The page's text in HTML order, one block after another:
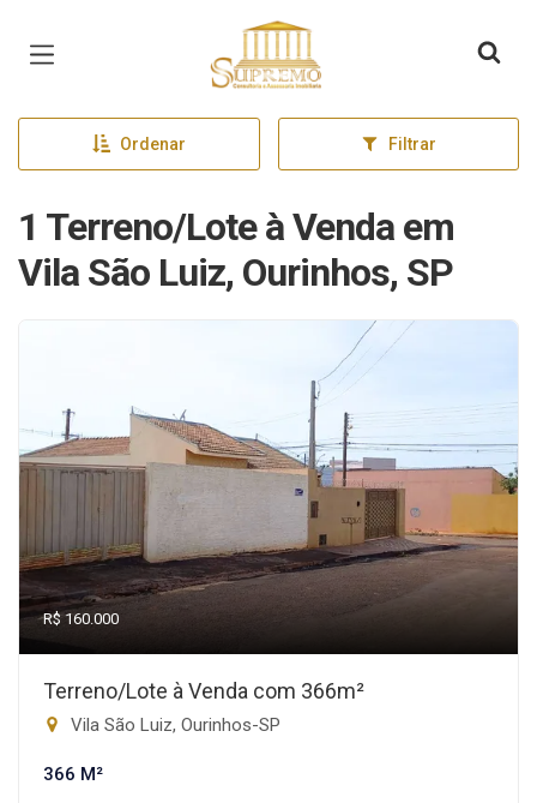
Página inicial
Ordenar Filtrar
1 Terreno/Lote à Venda em
Vila São Luiz, Ourinhos, SP
R$ 160.000
Terreno/Lote à Venda com 366m²
Vila São Luiz, Ourinhos-SP
366 M²